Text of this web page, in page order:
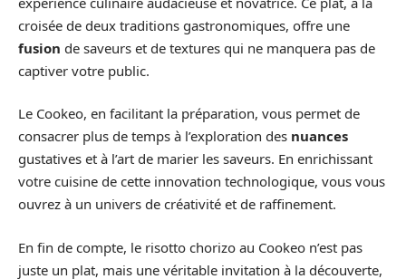
croisée de deux traditions gastronomiques, offre une
fusion de saveurs et de textures qui ne manquera pas de
captiver votre public.
Le Cookeo, en facilitant la préparation, vous permet de
consacrer plus de temps à l’exploration des nuances
gustatives et à l’art de marier les saveurs. En enrichissant
votre cuisine de cette innovation technologique, vous vous
ouvrez à un univers de créativité et de raffinement.
En fin de compte, le risotto chorizo au Cookeo n’est pas
juste un plat, mais une véritable invitation à la découverte,